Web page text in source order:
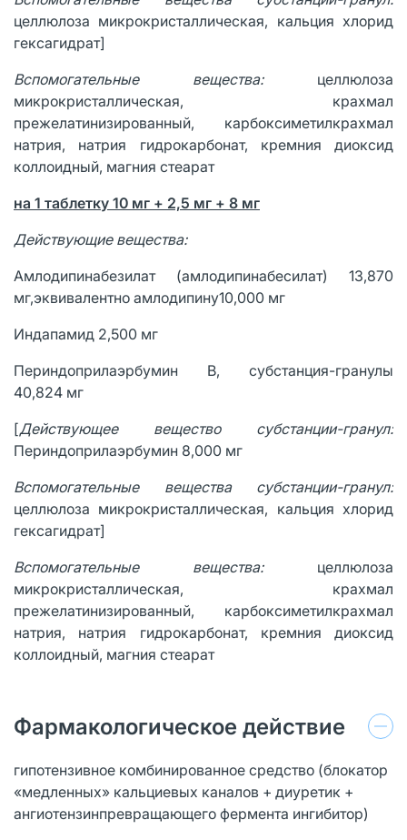
целлюлоза микрокристаллическая, кальция хлорид
гексагидрат]
Вспомогательные вещества: целлюлоза
микрокристаллическая, крахмал
прежелатинизированный, карбоксиметилкрахмал
натрия, натрия гидрокарбонат, кремния диоксид
коллоидный, магния стеарат
на 1 таблетку 10 мг + 2,5 мг + 8 мг
Действующие вещества:
Амлодипинабезилат (амлодипинабесилат) 13,870
мг,эквивалентно амлодипину10,000 мг
Индапамид 2,500 мг
Периндоприлаэрбумин В, субстанция-гранулы
40,824 мг
[Действующее вещество субстанции-гранул:
Периндоприлаэрбумин 8,000 мг
Вспомогательные вещества субстанции-гранул:
целлюлоза микрокристаллическая, кальция хлорид
гексагидрат]
Вспомогательные вещества: целлюлоза
микрокристаллическая, крахмал
прежелатинизированный, карбоксиметилкрахмал
натрия, натрия гидрокарбонат, кремния диоксид
коллоидный, магния стеарат
Фармакологическое действие
гипотензивное комбинированное средство (блокатор
«медленных» кальциевых каналов + диуретик +
ангиотензинпревращающего фермента ингибитор)